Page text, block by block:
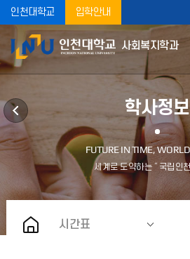
인천대학교 입학안내
사회복지학과
학사정보
시간표